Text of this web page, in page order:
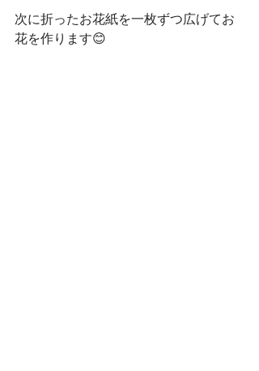
次に折ったお花紙を一枚ずつ広げてお
花を作ります😊